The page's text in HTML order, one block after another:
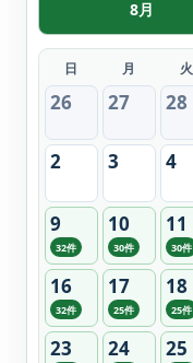
8月
日 月 火
26 27 28
2 3 4
9
32件
10
30件
11
30件
16
32件
17
25件
18
25件
23 24 25